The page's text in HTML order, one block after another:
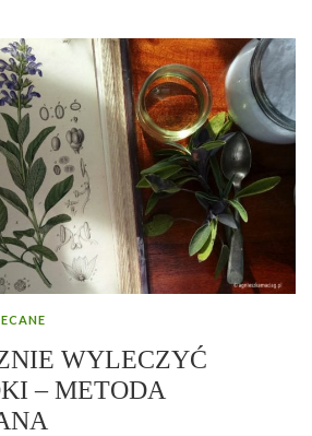
WYLECZYĆ
– METODA